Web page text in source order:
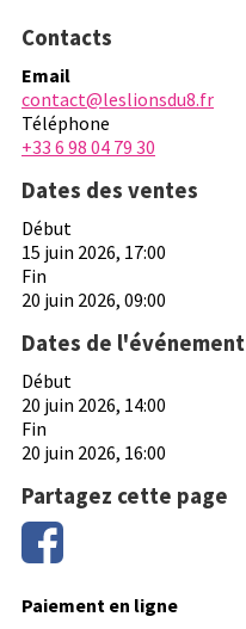
Contacts
Email
contact@leslionsdu8.fr
Téléphone
+33 6 98 04 79 30
Dates des ventes
Début
15 juin 2026, 17:00
Fin
20 juin 2026, 09:00
Dates de l'événement
Début
20 juin 2026, 14:00
Fin
20 juin 2026, 16:00
Partagez cette page
Paiement en ligne